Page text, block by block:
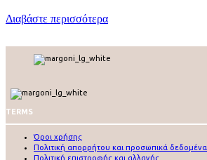
Διαβάστε περισσότερα
TERMS
Όροι χρήσης
Πολιτική απορρήτου και προσωπικά δεδομένα
Πολιτική επιστροφής και αλλαγής